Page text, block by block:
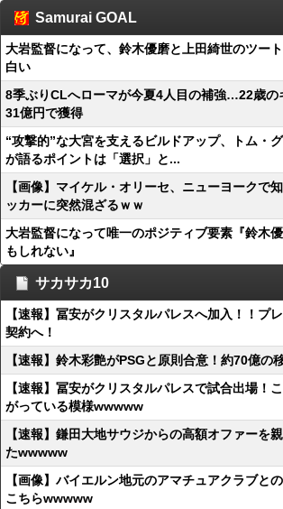
Samurai GOAL
大岩監督になって、鈴木優磨と上田綺世のツー
白い
8季ぶりCLへローマが今夏4人目の補強…22歳の
31億円で獲得
“攻撃的”な大宮を支えるビルドアップ、トム・
が語るポイントは「選択」と...
【画像】マイケル・オリーセ、ニューヨークで
ッカーに突然混ざるｗｗ
大岩監督になって唯一のポジティブ要素『鈴木
もしれない』
サカサカ10
【速報】冨安がクリスタルパレスへ加入！！プ
契約へ！
【速報】鈴木彩艶がPSGと原則合意！約70億の
【速報】冨安がクリスタルパレスで試合出場！
がっている模様wwwww
【速報】鎌田大地サウジからの高額オファーを
たwwwww
【画像】バイエルン地元のアマチュアクラブと
こちらwwwww